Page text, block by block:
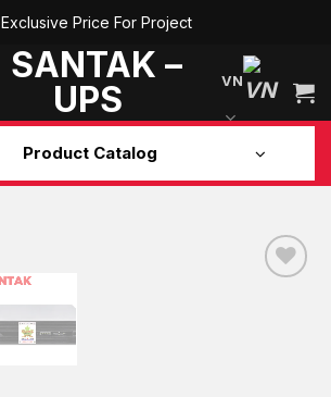
Exclusive Price For Project
VN
Product Catalog